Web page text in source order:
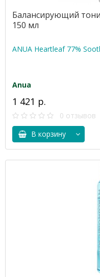
Балансирующий
150 мл
ANUA Heartleaf 77%
Anua
1 421 р.
0 отзывов
В корзину